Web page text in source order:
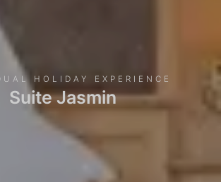
HOLIDAY EXPERIENCE
Suite Jasmin